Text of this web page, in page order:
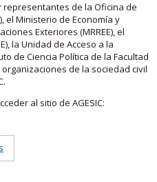
de la Oficina de
el Ministerio de Economía y
Exteriores (MRREE), el
la Unidad de Acceso a la
de Ciencia Política de la Facultad
organizaciones de la sociedad civil
al sitio de AGESIC: